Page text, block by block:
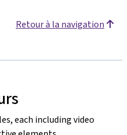
Retour à la navigation
each including video